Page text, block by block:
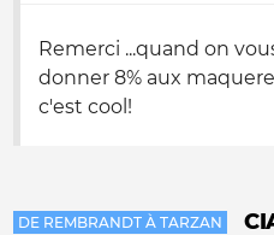
Remerci ...quand on
donner 8% aux
c'est cool!
DE REMBRANDT À TARZAN